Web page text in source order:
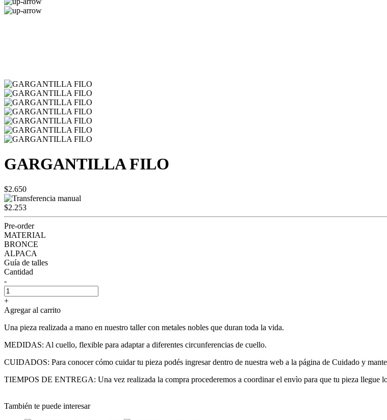
GARGANTILLA FILO
$2.650
$2.253
Pre-order
MATERIAL
BRONCE
ALPACA
Guía de talles
Cantidad
-
+
Agregar al carrito
Una pieza realizada a mano en nuestro taller con metales nobles que duran toda la vida.
MEDIDAS: Al cuello, flexible para adaptar a diferentes circunferencias de cuello.
CUIDADOS: Para conocer cómo cuidar tu pieza podés ingresar dentro de nuestra web a la página de Cuidado y
TIEMPOS DE ENTREGA: Una vez realizada la compra procederemos a coordinar el envìo para que tu pieza llegue
También te puede interesar